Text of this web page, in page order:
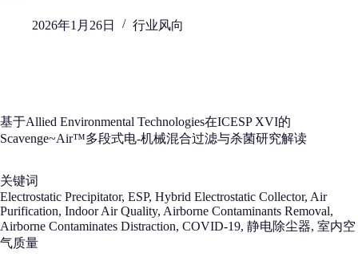
2026年1月26日 行业风向
基于Allied Environmental Technologies在ICESP XVI的
Scavenge~Air™多段式电-机械混合过滤与杀菌研究解读
关键词
Electrostatic Precipitator, ESP, Hybrid Electrostatic Collector, Air
Purification, Indoor Air Quality, Airborne Contaminants Removal,
Airborne Contaminates Distraction, COVID-19, 静电除尘器, 室内空
气质量